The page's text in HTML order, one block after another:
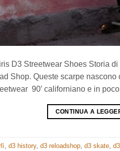
D3 Streetwear Shoes Storia
Shop. Queste scarpe
90′ californiano e in
CONTINUA A
d3 history, d3 reloadshop d3 skate